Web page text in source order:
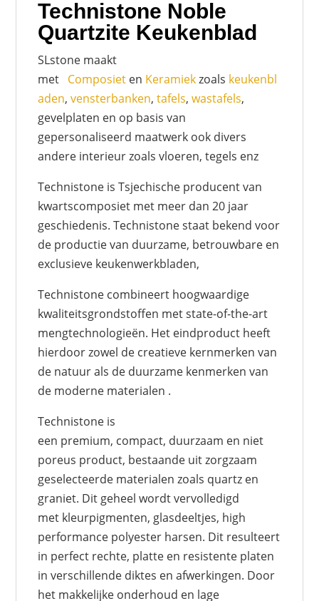
Technistone Noble
Quartzite Keukenblad
SLstone maakt
met Composiet en Keramiekzoals keukenbl
aden,vensterbanken,tafels,wastafels,
gevelplaten en op basis van
gepersonaliseerd maatwerk ook divers
andere interieur zoals vloeren, tegels enz
Technistone is Tsjechische producent van
kwartscomposiet met meer dan 20 jaar
geschiedenis. Technistone staat bekend voor
de productie van duurzame, betrouwbare en
exclusieve keukenwerkbladen,
Technistone combineert hoogwaardige
kwaliteitsgrondstoffen met state-of-the-art
mengtechnologieën. Het eindproduct heeft
hierdoor zowel de creatieve kernmerken van
de natuur als de duurzame kenmerken van
de moderne materialen .
Technistone is
een premium, compact, duurzaam en niet
poreus product, bestaande uit zorgzaam
geselecteerde materialen zoals quartz en
graniet. Dit geheel wordt vervolledigd
met kleurpigmenten, glasdeeltjes, high
performance polyester harsen. Dit resulteert
in perfect rechte, platte en resistente platen
in verschillende diktes en afwerkingen. Door
het makkelijke onderhoud en lage